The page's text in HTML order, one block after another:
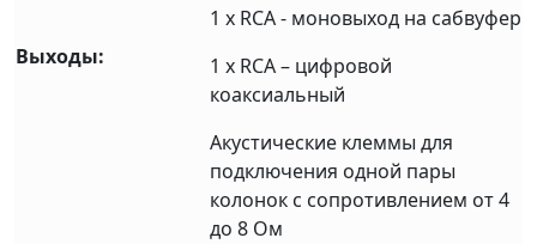
Выходы:
1 х RCA - моновыход на сабвуфер
1 х RCA – цифровой
коаксиальный
Акустические клеммы для
подключения одной пары
колонок с сопротивлением от 4
до 8 Ом